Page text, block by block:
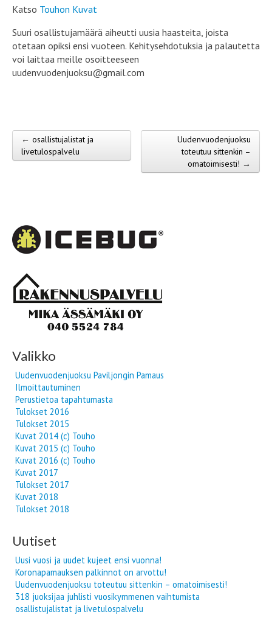
Katso Touhon Kuvat
Suuri osallistujamäärä aiheutti uusia haasteita, joista
otetaan opiksi ensi vuoteen. Kehitysehdotuksia ja palautetta
voi laittaa meille osoitteeseen
uudenvuodenjuoksu@gmail.com
Post navigation
← osallistujalistat ja
livetulospalvelu
Uudenvuodenjuoksu
toteutuu sittenkin –
omatoimisesti! →
Valikko
Uudenvuodenjuoksu Paviljongin Pamaus
Ilmoittautuminen
Perustietoa tapahtumasta
Tulokset 2016
Tulokset 2015
Kuvat 2014 (c) Touho
Kuvat 2015 (c) Touho
Kuvat 2016 (c) Touho
Kuvat 2017
Tulokset 2017
Kuvat 2018
Tulokset 2018
Uutiset
Uusi vuosi ja uudet kujeet ensi vuonna!
Koronapamauksen palkinnot on arvottu!
Uudenvuodenjuoksu toteutuu sittenkin – omatoimisesti!
318 juoksijaa juhlisti vuosikymmenen vaihtumista
osallistujalistat ja livetulospalvelu